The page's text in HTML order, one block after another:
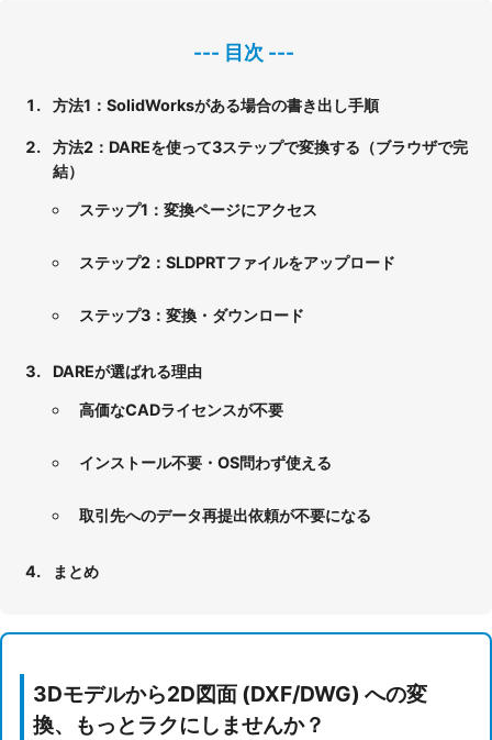
方法1：SolidWorksがある場合の書き出し手順
方法2：DAREを使って3ステップで変換する（ブラウザで完
結）
ステップ1：変換ページにアクセス
ステップ2：SLDPRTファイルをアップロード
ステップ3：変換・ダウンロード
DAREが選ばれる理由
高価なCADライセンスが不要
インストール不要・OS問わず使える
取引先へのデータ再提出依頼が不要になる
まとめ
3Dモデルから2D図面 (DXF/DWG) への変
換、もっとラクにしませんか？